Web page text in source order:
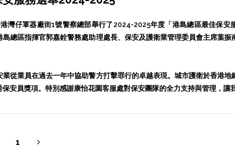
灣仔軍器廠街1號警察總部舉行了2024-2025年度「港島總區最佳保安
總區指揮官郭嘉銓警務處助理處長、保安及護衛業管理委員會主席葉振
從業員在過去一年中協助警方打擊罪行的卓越表現。城市護衛於香港地
安員獎項。特別感謝康怡花園客服處對保安團隊的全力支持與管理，讓
1